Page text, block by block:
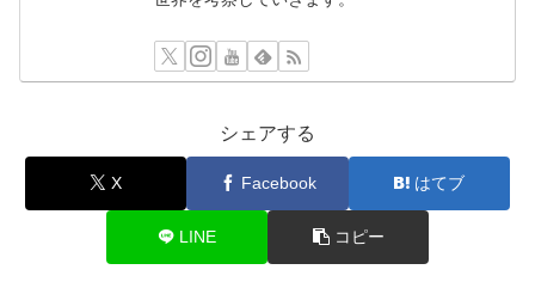
シェアする
X Facebook はてブ
LINE コピー